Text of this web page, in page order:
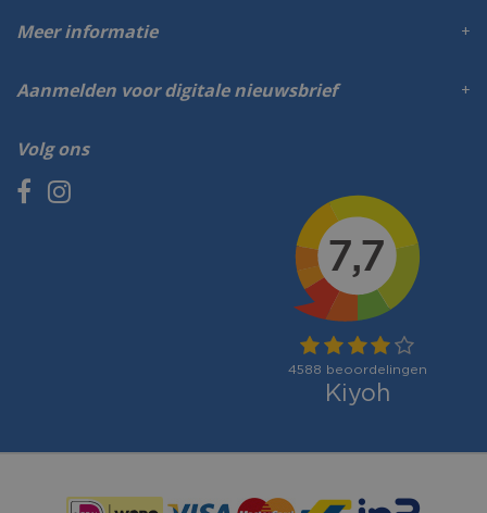
Volg ons
Meer informatie
Aanmelden voor digitale nieuwsbrief